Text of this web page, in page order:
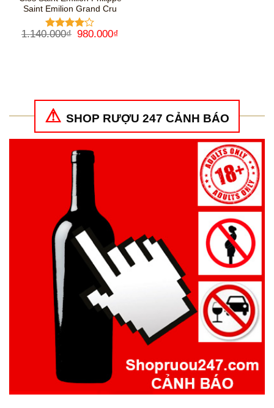
Saint Emilion Grand Cru
Được
1.140.000₫ Giá
980.000₫
SHOP RƯỢU 247 CẢNH BÁO